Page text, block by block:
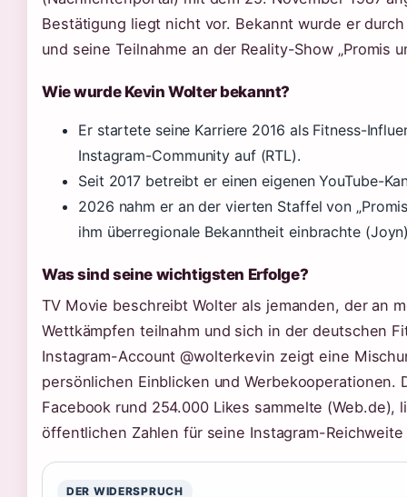
Bestätigung liegt nicht vor. Bekannt wurde er
und seine Teilnahme an der Reality-Show „Promis
Wie wurde Kevin Wolter bekannt?
Er startete seine Karriere 2016 als Fitness-
Instagram-Community auf (RTL).
Seit 2017 betreibt er einen eigenen YouTube-
2026 nahm er an der vierten Staffel von
ihm überregionale Bekanntheit einbrachte
Was sind seine wichtigsten Erfolge?
TV Movie beschreibt Wolter als jemanden, der an
Wettkämpfen teilnahm und sich in der deutschen
Instagram-Account @wolterkevin zeigt eine
persönlichen Einblicken und Werbekooperationen.
Facebook rund 254.000 Likes sammelte (Web.de),
öffentlichen Zahlen für seine Instagram-Reichweite
DER WIDERSPRUCH